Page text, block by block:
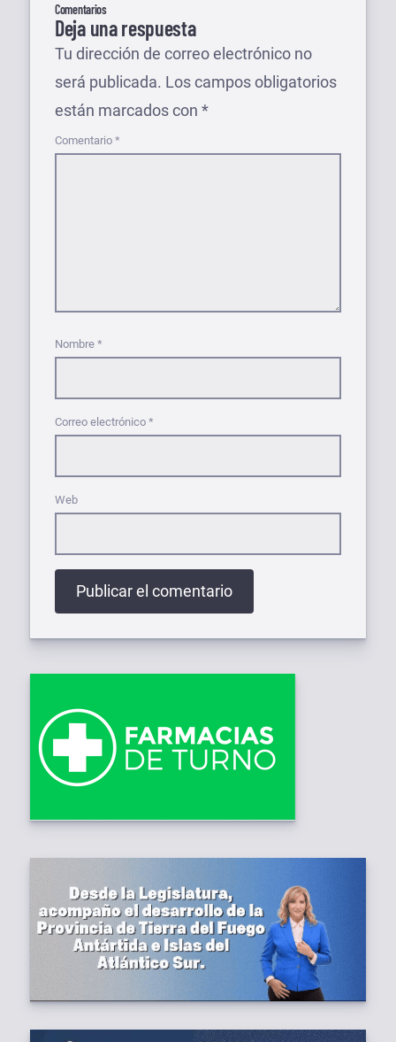
Comentarios
Deja una respuesta
Tu dirección de correo electrónico no
será publicada. Los campos obligatorios
están marcados con *
Comentario *
Nombre *
Correo electrónico *
Web